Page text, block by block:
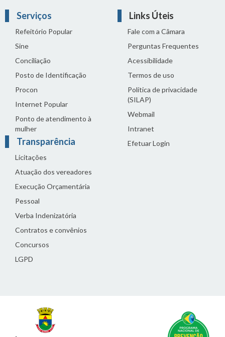
Serviços
Refeitório Popular
Sine
Conciliação
Posto de Identificação
Procon
Internet Popular
Ponto de atendimento à
mulher
Transparência
Licitações
Atuação dos vereadores
Execução Orçamentária
Pessoal
Verba Indenizatória
Contratos e convênios
Concursos
LGPD
Links Úteis
Fale com a Câmara
Perguntas Frequentes
Acessibilidade
Termos de uso
Política de privacidade
(SILAP)
Webmail
Intranet
Efetuar Login